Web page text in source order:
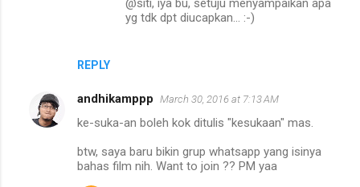
REPLY
yg tdk dpt diucapkan... :-)
andhikamppp March 30, 2016 at 7:13 AM
ke-suka-an boleh kok ditulis "kesukaan" mas.
btw, saya baru bikin grup whatsapp yang isinya
bahas film nih. Want to join ?? PM yaa